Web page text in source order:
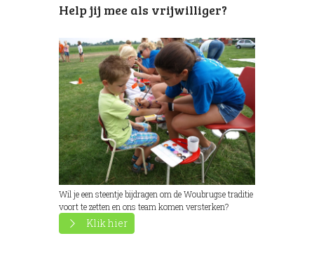
Help jij mee als vrijwilliger?
Wil je een steentje bijdragen om de Woubrugse traditie
voort te zetten en ons team komen versterken?
Klik hier